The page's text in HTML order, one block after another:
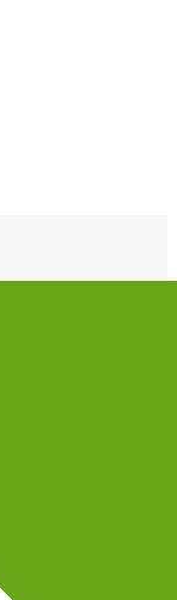
À LA